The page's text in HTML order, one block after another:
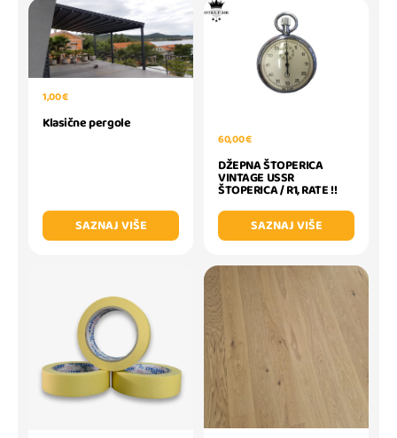
1,00 €
Klasične pergole
SAZNAJ VIŠE
60,00 €
DŽEPNA ŠTOPERICA
VINTAGE USSR
ŠTOPERICA / R1, RATE !!
SAZNAJ VIŠE